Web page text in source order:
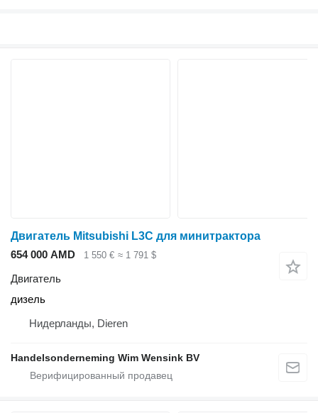
Двигатель Mitsubishi L3C для минитрактора
654 000 AMD
1 550 € ≈ 1 791 $
Двигатель
дизель
Нидерланды, Dieren
Handelsonderneming Wim Wensink BV